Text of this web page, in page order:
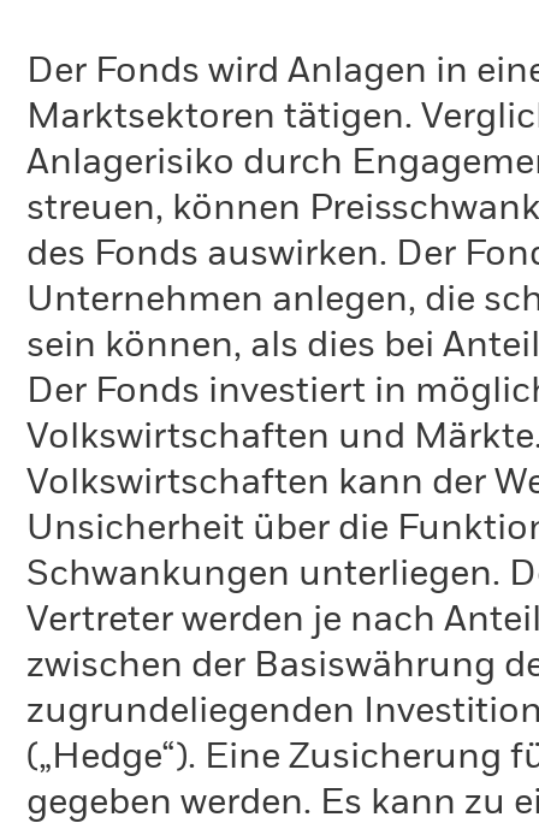
Der Fonds wird Anlagen in
Marktsektoren tätigen.
Anlagerisiko durch
streuen, können
des Fonds auswirken. Der
Unternehmen anlegen, die
sein können, als dies bei
Der Fonds investiert in
Volkswirtschaften und
Volkswirtschaften kann der
Unsicherheit über die
Schwankungen unterliegen.
Vertreter werden je nach
zwischen der Basiswährung
zugrundeliegenden
(„Hedge“). Eine Zusicherung
gegeben werden. Es kann zu